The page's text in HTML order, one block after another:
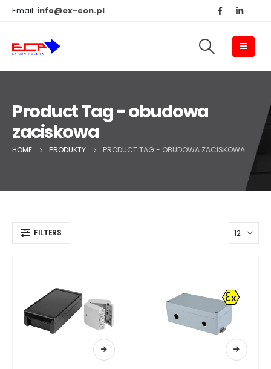
Email: info@ex-con.pl
Product Tag - obudowa
zaciskowa
HOME PRODUKTY PRODUCT TAG - OBUDOWA ZACISKOWA
FILTERS